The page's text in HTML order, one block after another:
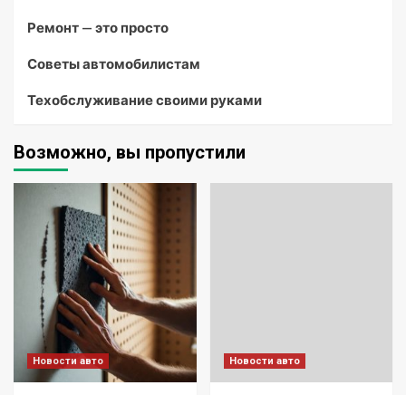
Ремонт — это просто
Советы автомобилистам
Техобслуживание своими руками
Возможно, вы пропустили
Новости авто Новости авто